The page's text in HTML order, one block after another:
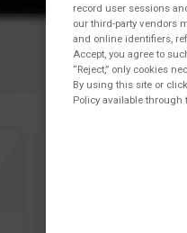
record user sessions
our third-party vendors
and online identifiers,
Accept, you agree to
“Reject,” only cookies
By using this site or
Policy available